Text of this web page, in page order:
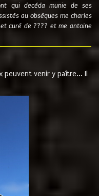
qui decéda munie de ses
au obsèques me charles
curé de ???? et me antoine
venir y paître... Il